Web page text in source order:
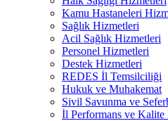
Kamu Hastaneleri
Sağlık Hizmetleri
Acil Sağlık Hizmetleri
Personel Hizmetleri
Destek Hizmetleri
REDES İl Temsilciliği
Hukuk ve Muhakemat
Sivil Savunma ve
İl Performans ve